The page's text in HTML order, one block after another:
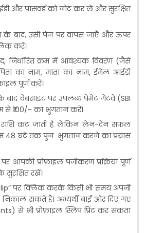
और पासवर्ड को नोट कर लें और सुरक्षित
के बाद, उसी पेज पर वापस जाएँ और ऊपर
करें।
निर्धारित क्रम में आवश्यक विवरण (जैसे
का नाम, माता का नाम, ईमेल आईडी
पूर्ण करें।
बाद वेबसाइट पर उपलब्ध पेमेंट गेटवे (SBI
से ₹100/- का भुगतान करें।
कट जाती है लेकिन लेन-देन सफल
48 घंटे तक पुनः भुगतान करने का प्रयास
आपकी प्रोफ़ाइल पंजीकरण प्रक्रिया पूर्ण
सुरक्षित रखें।
पर क्लिक करके किसी भी समय अपनी
निकाल सकते हैं। अभ्यर्थी बाईं ओर दिए गए
से भी प्रोफ़ाइल स्लिप प्रिंट कर सकता